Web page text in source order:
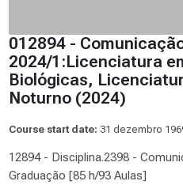
012894 -
2024/1:Licenciatura
Biológicas,
Noturno (2024)
Course start date: 31 dezembro
12894 - Disciplina.2398 -
Graduação [85 h/93 Aulas]